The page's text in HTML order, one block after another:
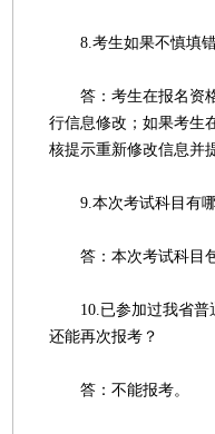
8.考生如果不慎填错
答：考生在报名资格
行信息修改；如果考生
核提示重新修改信息并
9.本次考试科目有哪
答：本次考试科目包
10.已参加过我省普
还能再次报考？
答：不能报考。